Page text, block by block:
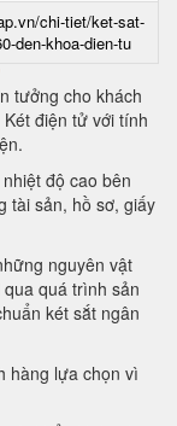
chi-tiet/ket-sat-
den-khoa-dien-tu
tưởng cho khách
điện tử với tính
độ cao bên
tài sản, hồ sơ, giấy
nguyên vật
quá trình sản
két sắt ngân
hàng lựa chọn vì